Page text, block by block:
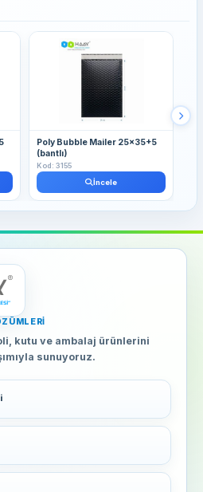
Poly Bubble Mailer 25x35+5
(bantlı)
Kod: 3155
İncele
kutu ve ambalaj ürünlerini
sunuyoruz.